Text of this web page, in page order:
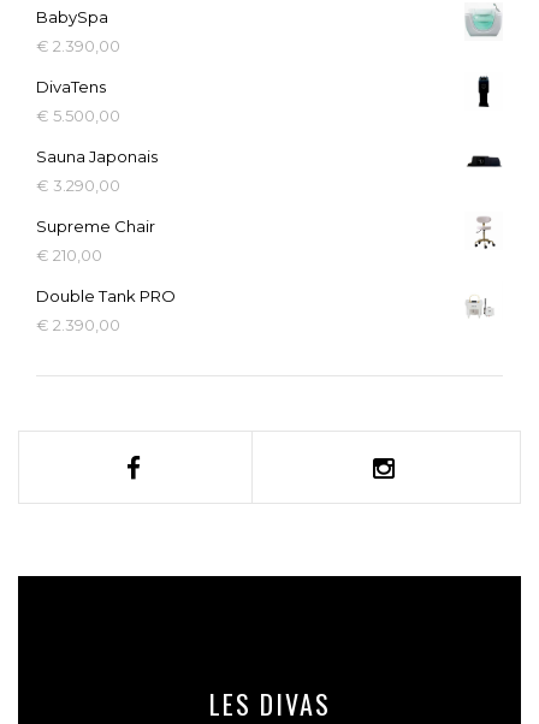
BabySpa
€ 2.390,00
DivaTens
€ 5.500,00
Sauna Japonais
€ 3.290,00
Supreme Chair
€ 210,00
Double Tank PRO
€ 2.390,00
LES DIVAS